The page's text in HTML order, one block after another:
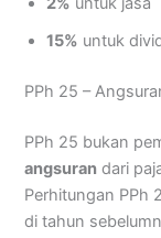
15% untuk
PPh 25 –
PPh 25 bukan
angsuran dari
Perhitungan PPh
di tahun